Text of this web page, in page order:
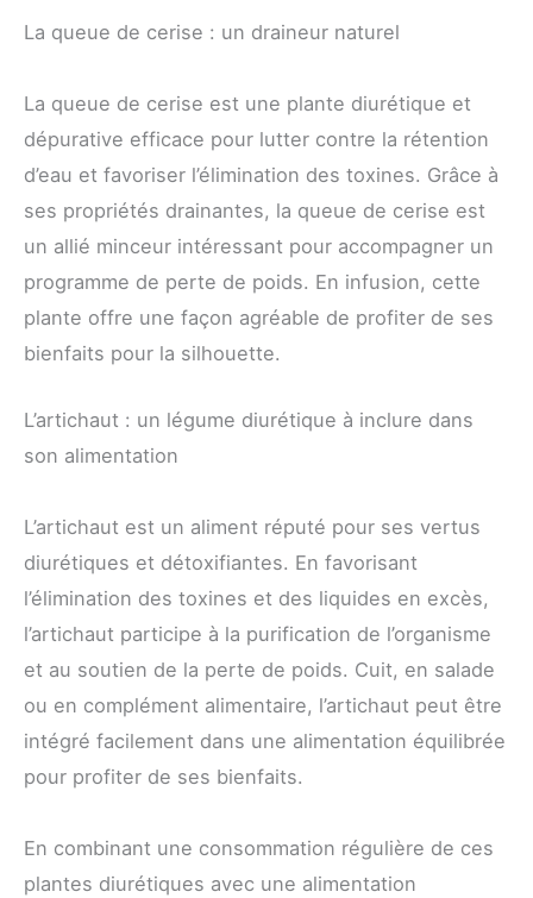
La queue de cerise : un draineur naturel
La queue de cerise est une plante diurétique et
dépurative efficace pour lutter contre la rétention
d’eau et favoriser l’élimination des toxines. Grâce à
ses propriétés drainantes, la queue de cerise est
un allié minceur intéressant pour accompagner un
programme de perte de poids. En infusion, cette
plante offre une façon agréable de profiter de ses
bienfaits pour la silhouette.
L’artichaut : un légume diurétique à inclure dans
son alimentation
L’artichaut est un aliment réputé pour ses vertus
diurétiques et détoxifiantes. En favorisant
l’élimination des toxines et des liquides en excès,
l’artichaut participe à la purification de l’organisme
et au soutien de la perte de poids. Cuit, en salade
ou en complément alimentaire, l’artichaut peut être
intégré facilement dans une alimentation équilibrée
pour profiter de ses bienfaits.
En combinant une consommation régulière de ces
plantes diurétiques avec une alimentation